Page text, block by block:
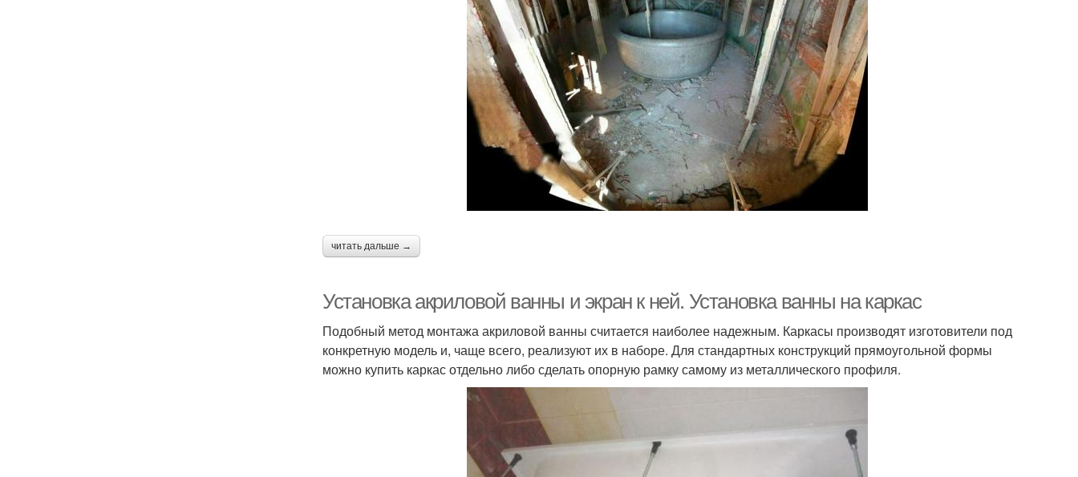
читать дальше →
Установка акриловой ванны и экран к ней. Установка ванны на каркас
Подобный метод монтажа акриловой ванны считается наиболее надежным. Каркасы производят изготовители под
конкретную модель и, чаще всего, реализуют их в наборе. Для стандартных конструкций прямоугольной формы
можно купить каркас отдельно либо сделать опорную рамку самому из металлического профиля.